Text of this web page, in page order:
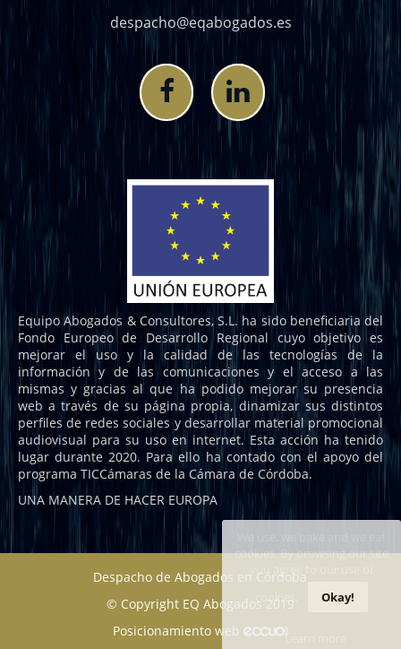
cookies. By browsing our site
you agree to our use of
cookies.
Okay!
Learn more
despacho@eqabogados.es
Equipo Abogados & Consultores, S.L. ha sido beneficiaria del
Fondo Europeo de Desarrollo Regional cuyo objetivo es
mejorar el uso y la calidad de las tecnologías de la
información y de las comunicaciones y el acceso a las
mismas y gracias al que ha podido mejorar su presencia
web a través de su página propia, dinamizar sus distintos
perfiles de redes sociales y desarrollar material promocional
audiovisual para su uso en internet. Esta acción ha tenido
lugar durante 2020. Para ello ha contado con el apoyo del
programa TICCámaras de la Cámara de Córdoba.
UNA MANERA DE HACER EUROPA
Despacho de Abogados en Córdoba
© Copyright EQ Abogados 2019
Posicionamiento web